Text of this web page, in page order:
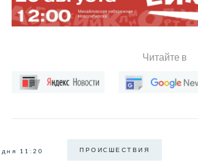
Читайте в
11:20 ПРОИCШЕСТВИЯ